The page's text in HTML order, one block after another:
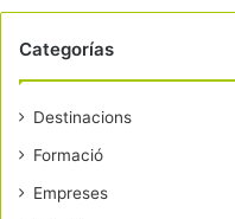
Categorías
Destinacions
Formació
Empreses